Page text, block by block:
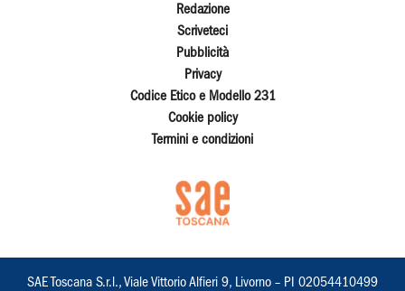
Redazione
Scriveteci
Pubblicità
Privacy
Codice Etico e Modello 231
Cookie policy
Termini e condizioni
SAE Toscana S.r.l., Viale Vittorio Alfieri 9, Livorno – PI 02054410499